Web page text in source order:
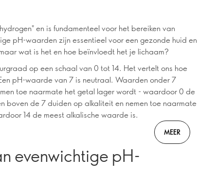
en is fundamenteel voor het bereiken van
pH-waarden zijn essentieel voor een gezonde huid en
wat is het en hoe beïnvloedt het je lichaam?
op een schaal van 0 tot 14. Het vertelt ons hoe
pH-waarde van 7 is neutraal. Waarden onder 7
toe naarmate het getal lager wordt - waardoor 0 de
boven de 7 duiden op alkaliteit en nemen toe naarmate
14 de meest alkalische waarde is.
MEER
evenwichtige pH-